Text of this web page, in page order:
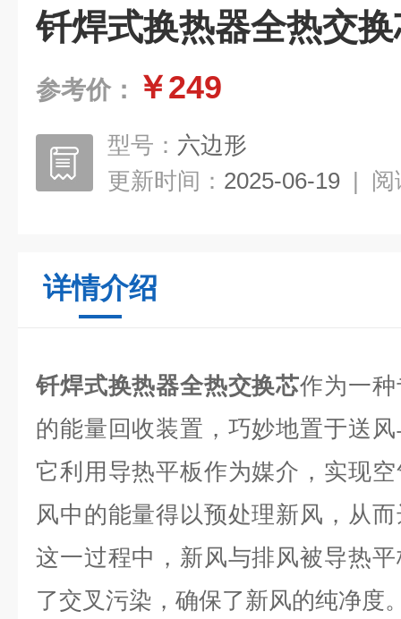
钎焊式换热器全热交
参考价： ￥249
型号： 六边形
更新时间： 2025-06-19 | 阅
详情介绍
钎焊式换热器全热交换芯作为一
的能量回收装置，巧妙地置于送
它利用导热平板作为媒介，实现
风中的能量得以预处理新风，从
这一过程中，新风与排风被导热
了交叉污染，确保了新风的纯净度